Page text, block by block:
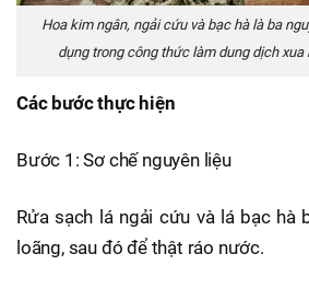
Hoa kim ngân, ngải cứu và bạc hà là ba
dụng trong công thức làm dung dịch xua
Các bước thực hiện
Bước 1: Sơ chế nguyên liệu
Rửa sạch lá ngải cứu và lá bạc hà
loãng, sau đó để thật ráo nước.